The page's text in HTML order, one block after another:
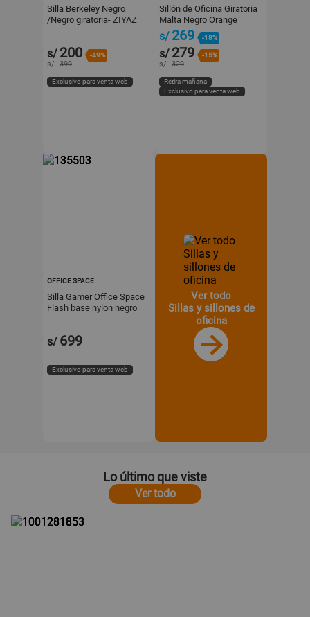
Silla Berkeley Negro
/Negro giratoria- ZIYAZ
s/ 200 -49%
s/ 399
Exclusivo para venta web
Sillón de Oficina Giratoria
Malta Negro Orange
s/ 269 -18%
s/ 279 -15%
s/ 329
Retira mañana
Exclusivo para venta web
OFFICE SPACE
Silla Gamer Office Space
Flash base nylon negro
s/ 699
Exclusivo para venta web
Ver todo
Sillas y sillones de
oficina
Lo último que viste
Ver todo